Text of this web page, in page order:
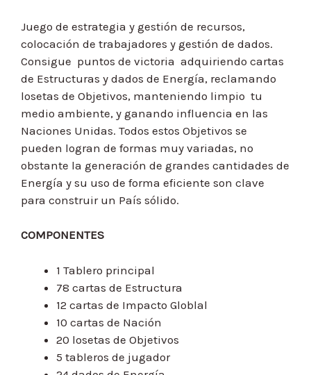
Juego de estrategia y gestión de recursos,
colocación de trabajadores y gestión de dados.
Consigue puntos de victoria adquiriendo cartas
de Estructuras y dados de Energía, reclamando
losetas de Objetivos, manteniendo limpio tu
medio ambiente, y ganando influencia en las
Naciones Unidas. Todos estos Objetivos se
pueden logran de formas muy variadas, no
obstante la generación de grandes cantidades de
Energía y su uso de forma eficiente son clave
para construir un País sólido.
COMPONENTES
1 Tablero principal
78 cartas de Estructura
12 cartas de Impacto Globlal
10 cartas de Nación
20 losetas de Objetivos
5 tableros de jugador